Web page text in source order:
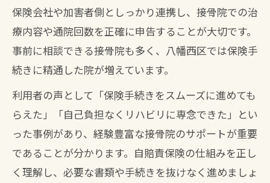
保険会社や加害者側としっかり連携し、接骨院での治
療内容や通院回数を正確に申告することが大切です。
事前に相談できる接骨院も多く、八幡西区では保険手
続きに精通した院が増えています。
利用者の声として「保険手続きをスムーズに進めても
らえた」「自己負担なくリハビリに専念できた」とい
った事例があり、経験豊富な接骨院のサポートが重要
であることが分かります。自賠責保険の仕組みを正し
く理解し、必要な書類や手続きを抜けなく進めましょ